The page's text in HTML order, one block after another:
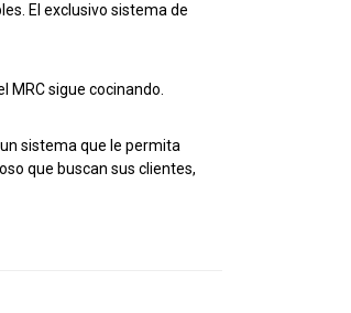
El exclusivo sistema de
MRC sigue cocinando.
sistema que le permita
que buscan sus clientes,